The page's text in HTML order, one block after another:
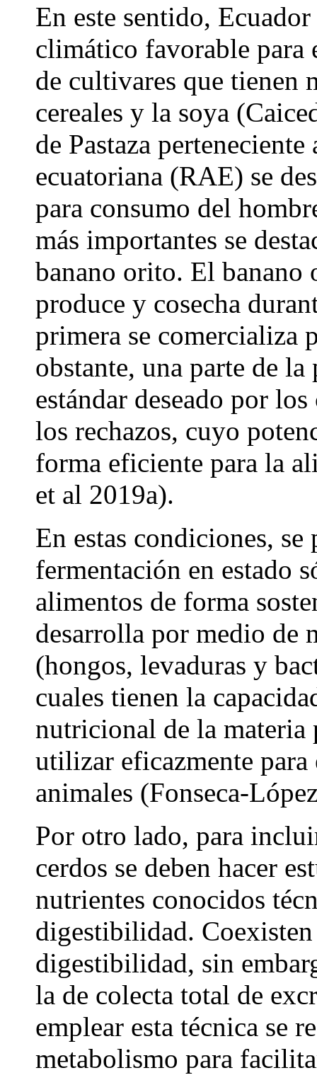
En este sentido,
climático favorable para
de cultivares que tienen
cereales y la soya
de Pastaza
ecuatoriana (RAE) se
para consumo del
más importantes se
banano orito. El banano
produce y cosecha
primera se comercializa
obstante, una parte de
estándar deseado por
los rechazos, cuyo
forma eficiente para la
et al 2019a).
En estas condiciones,
fermentación en estado
alimentos de forma
desarrolla por medio de
(hongos, levaduras y
cuales tienen la
nutricional de la materia
utilizar eficazmente
animales (Fonseca-
Por otro lado, para
cerdos se deben hacer
nutrientes conocidos
digestibilidad.
digestibilidad, sin
la de colecta total de
emplear esta técnica se
metabolismo para